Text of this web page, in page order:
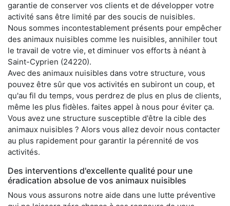
garantie de conserver vos clients et de développer votre
activité sans être limité par des soucis de nuisibles.
Nous sommes incontestablement présents pour empêcher
des animaux nuisibles comme les nuisibles, annihiler tout
le travail de votre vie, et diminuer vos efforts à néant à
Saint-Cyprien (24220).
Avec des animaux nuisibles dans votre structure, vous
pouvez être sûr que vos activités en subiront un coup, et
qu'au fil du temps, vous perdrez de plus en plus de clients,
même les plus fidèles. faites appel à nous pour éviter ça.
Vous avez une structure susceptible d'être la cible des
animaux nuisibles ? Alors vous allez devoir nous contacter
au plus rapidement pour garantir la pérennité de vos
activités.
Des interventions d'excellente qualité pour une
éradication absolue de vos animaux nuisibles
Nous vous assurons notre aide dans une lutte préventive